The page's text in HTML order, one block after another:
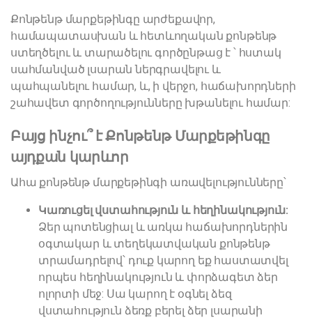
Քոնթենթ մարքեթինգը արժեքավոր,
համապատասխան և հետևողական քոնթենթ
ստեղծելու և տարածելու գործընթաց է ՝ հստակ
սահմանված լսարան ներգրավելու և
պահպանելու համար, և, ի վերջո, հաճախորդների
շահավետ գործողությունները խթանելու համար:
Բայց ինչու՞ է Քոնթենթ Մարքեթինգը
այդքան կարևոր
Ահա քոնթենթ մարքեթինգի առավելությունները՝
Կառուցել վստահություն և հեղինակություն:
Ձեր պոտենցիալ և առկա հաճախորդներին
օգտակար և տեղեկատվական քոնթենթ
տրամադրելով՝ դուք կարող եք հաստատվել
որպես հեղինակություն և փորձագետ ձեր
ոլորտի մեջ: Սա կարող է օգնել ձեզ
վստահություն ձեռք բերել ձեր լսարանի